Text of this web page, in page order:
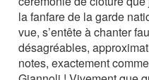
la fanfare de la garde
vue, s’entête à chanter
désagréables,
notes, exactement